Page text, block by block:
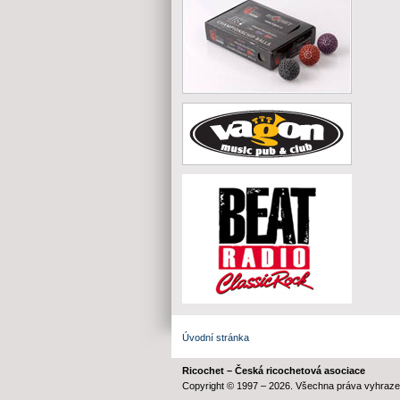
Úvodní stránka
Ricochet – Česká ricochetová asociace
Copyright © 1997 – 2026. Všechna práva